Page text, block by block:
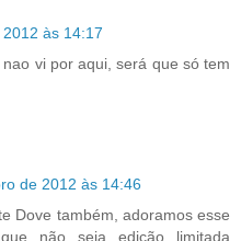
às 14:17
vi por aqui, será que só tem
de 2012 às 14:46
Dove também, adoramos esse
não seja edição limitada